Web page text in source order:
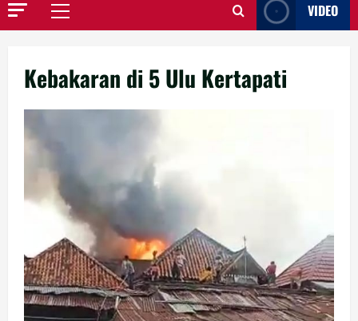
Primary
VIDEO
Kebakaran di 5 Ulu Kertapati